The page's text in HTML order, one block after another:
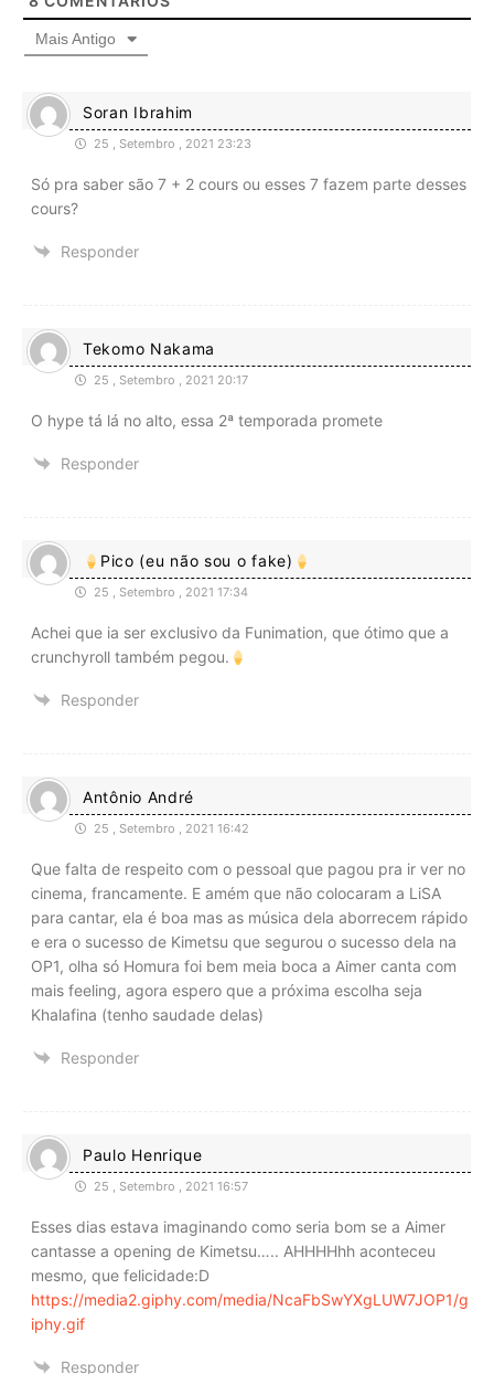
Mais Antigo
Soran Ibrahim
25 , Setembro , 2021 23:23
Só pra saber são 7 + 2 cours ou esses 7 fazem parte desses
cours?
Responder
Tekomo Nakama
25 , Setembro , 2021 20:17
O hype tá lá no alto, essa 2ª temporada promete
Responder
Pico (eu não sou o fake)
25 , Setembro , 2021 17:34
Achei que ia ser exclusivo da Funimation, que ótimo que a
crunchyroll também pegou.
Responder
Antônio André
25 , Setembro , 2021 16:42
Que falta de respeito com o pessoal que pagou pra ir ver no
cinema, francamente. E amém que não colocaram a LiSA
para cantar, ela é boa mas as música dela aborrecem rápido
e era o sucesso de Kimetsu que segurou o sucesso dela na
OP1, olha só Homura foi bem meia boca a Aimer canta com
mais feeling, agora espero que a próxima escolha seja
Khalafina (tenho saudade delas)
Responder
Paulo Henrique
25 , Setembro , 2021 16:57
Esses dias estava imaginando como seria bom se a Aimer
cantasse a opening de Kimetsu….. AHHHHhh aconteceu
mesmo, que felicidade:D
https://media2.giphy.com/media/NcaFbSwYXgLUW7JOP1/g
iphy.gif
Responder